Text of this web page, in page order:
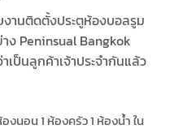
านติดตั้งประตูห้องบอลรูม
ง Peninsual Bangkok
เป็นลูกค้าเจ้าประจำกันแล้ว
นอน 1 ห้องครัว 1 ห้องน้ำ ใน